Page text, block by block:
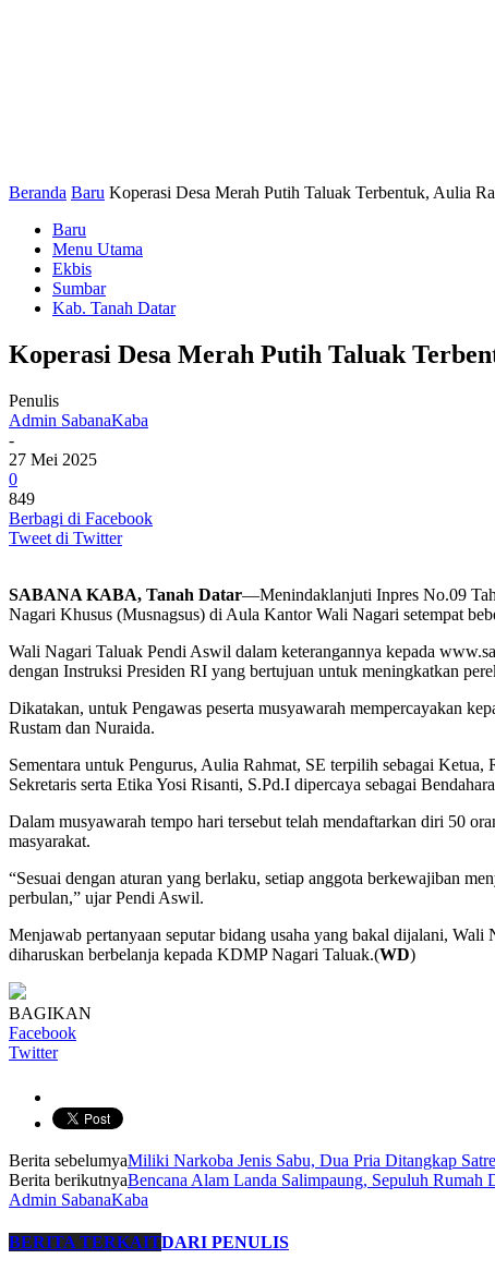
Beranda Baru Koperasi Desa Merah Putih Taluak Terbentuk, Aulia
Baru
Menu Utama
Ekbis
Sumbar
Kab. Tanah Datar
Koperasi Desa Merah Putih Taluak
Penulis
Admin SabanaKaba
-
27 Mei 2025
0
849
Berbagi di Facebook
Tweet di Twitter
SABANA KABA, Tanah Datar—Menindaklanjuti Inpres No.09
Nagari Khusus (Musnagsus) di Aula Kantor Wali Nagari setempat
Wali Nagari Taluak Pendi Aswil dalam keterangannya kepada
dengan Instruksi Presiden RI yang bertujuan untuk meningkatkan
Dikatakan, untuk Pengawas peserta musyawarah mempercayakan
Rustam dan Nuraida.
Sementara untuk Pengurus, Aulia Rahmat, SE terpilih sebagai
Sekretaris serta Etika Yosi Risanti, S.Pd.I dipercaya sebagai
Dalam musyawarah tempo hari tersebut telah mendaftarkan diri 50
masyarakat.
“Sesuai dengan aturan yang berlaku, setiap anggota berkewajiban
perbulan,” ujar Pendi Aswil.
Menjawab pertanyaan seputar bidang usaha yang bakal dijalani,
diharuskan berbelanja kepada KDMP Nagari Taluak.(WD)
BAGIKAN
Facebook
Twitter
Berita sebelumyaMiliki Narkoba Jenis Sabu, Dua Pria Ditangkap
Berita berikutnyaBencana Alam Landa Salimpaung, Sepuluh
Admin SabanaKaba
BERITA TERKAITDARI PENULIS